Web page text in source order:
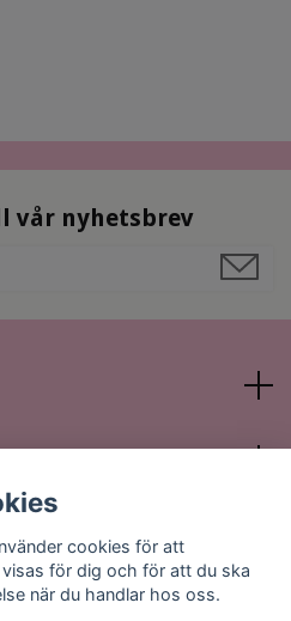
vår nyhetsbrev
cookies för att
för dig och för att du ska
när du handlar hos oss.